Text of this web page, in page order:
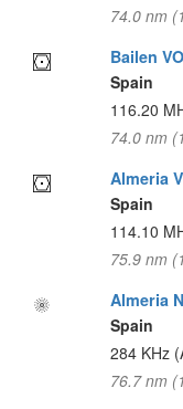
74.0 nm
Bailen
Spain
116.20
74.0 nm
Almeria
Spain
114.10
75.9 nm
Almeria
Spain
284 KHz
76.7 nm